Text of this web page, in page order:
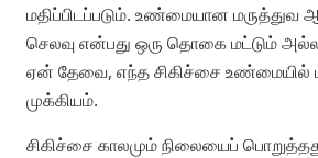
மதிப்பிடப்படும். உண்மையான
செலவு என்பது ஒரு தொகை மட்டும்
ஏன் தேவை, எந்த சிகிச்சை உண்மையில்
முக்கியம்.
சிகிச்சை காலமும் நிலையைப்